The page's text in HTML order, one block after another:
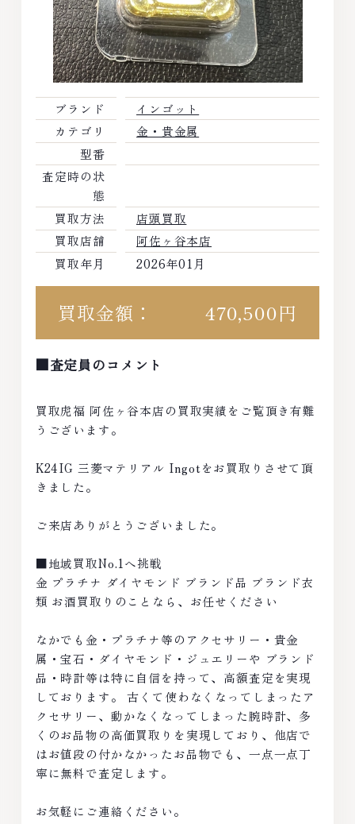
ブランド
インゴット
カテゴリ
金・貴金属
型番
査定時の状
態
買取方法
店頭買取
買取店舗
阿佐ヶ谷本店
買取年月
2026年01月
買取金額： 470,500円
■査定員のコメント
買取虎福 阿佐ヶ谷本店の買取実績をご覧頂き有難
うございます。
K24IG 三菱マテリアル Ingotをお買取りさせて頂
きました。
ご来店ありがとうございました。
■地域買取No.1へ挑戦
金 プラチナ ダイヤモンド ブランド品 ブランド衣
類 お酒買取りのことなら、お任せください
なかでも金・プラチナ等のアクセサリー・貴金
属・宝石・ダイヤモンド・ジュエリーや ブランド
品・時計等は特に自信を持って、高額査定を実現
しております。 古くて使わなくなってしまったア
クセサリー、動かなくなってしまった腕時計、多
くのお品物の高価買取りを実現しており、他店で
はお値段の付かなかったお品物でも、一点一点丁
寧に無料で査定します。
お気軽にご連絡ください。